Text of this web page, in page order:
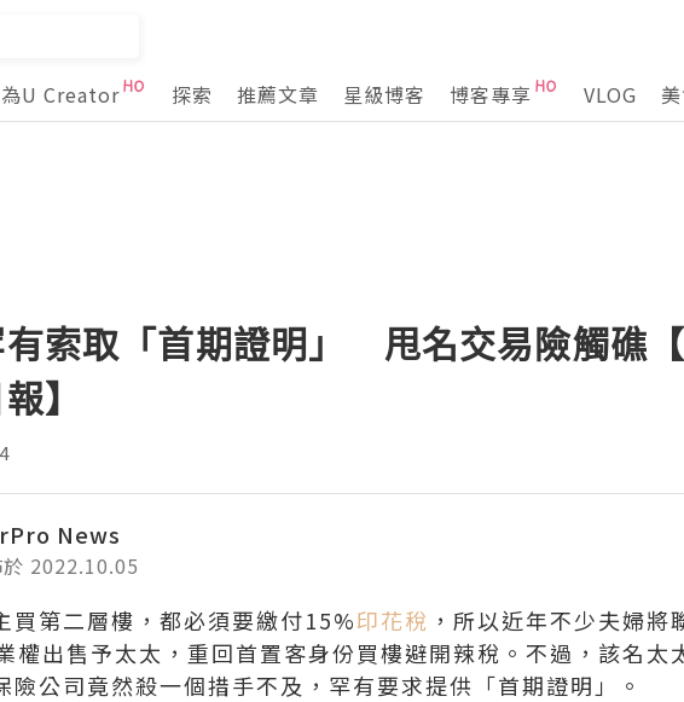
U Creator 探索 推薦文章 星級博客 博客專享 VLOG
索取「首期證明」 甩名交易險觸礁
】
News
2022.10.05
買第二層樓，都必須要繳付15%印花稅 ，所以近年不少夫婦
權出售予太太，重回首置客身份買樓避開辣稅。不過，該名太
險公司竟然殺一個措手不及，罕有要求提供「首期證明」。